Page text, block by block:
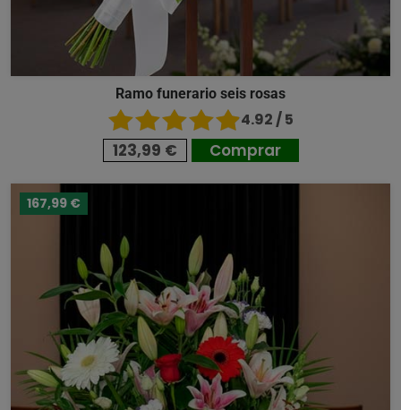
Ramo funerario seis rosas
4.92 / 5
123,99 € Comprar
167,99 €